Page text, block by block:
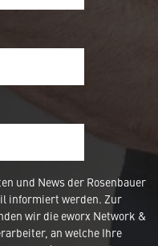
und News der Rosenbauer
informiert werden. Zur
wir die eworx Network &
an welche Ihre